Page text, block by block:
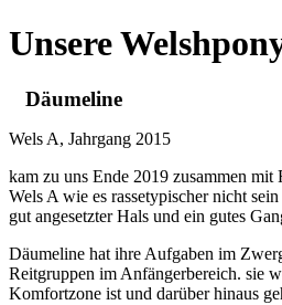
Unsere
Däumeline
Wels A, Jahrgang 2015
kam zu uns Ende 2019 zusammen mit
Wels A wie es rassetypischer nicht
gut angesetzter Hals und ein gutes
Däumeline hat ihre Aufgaben im
Reitgruppen im Anfängerbereich. sie
Komfortzone ist und darüber hinaus